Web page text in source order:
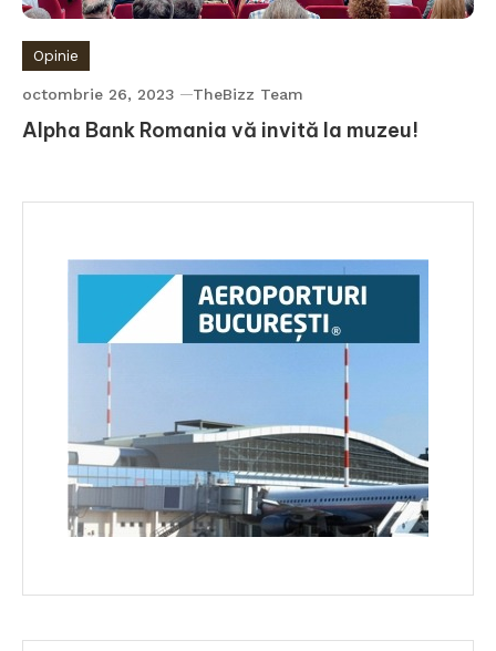
Opinie
octombrie 26, 2023 TheBizz Team
Alpha Bank Romania vă invită la muzeu!